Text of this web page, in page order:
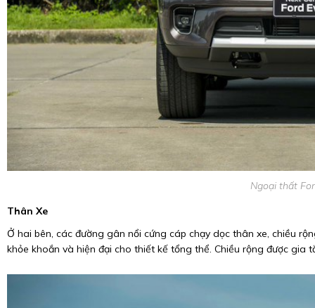
Ngoại thất
Thân Xe
Ở hai bên, các đường gân nổi cứng cáp chạy dọc thân xe, chiều
khỏe khoắn và hiện đại cho thiết kế tổng thể. Chiều rộng được gia